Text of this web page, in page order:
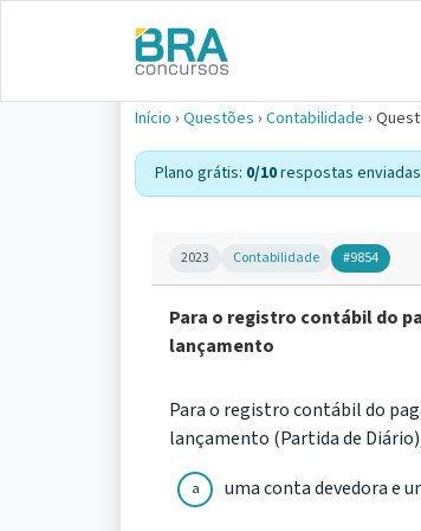
Início › Questões › Contabilidade ›
Plano grátis: 0/10respostas
2023 Contabilidade #9854
Para o registro contábil do
lançamento
Para o registro contábil do
lançamento (Partida de
a uma conta devedora e